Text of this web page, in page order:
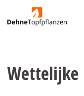
Ga
Wettelijke